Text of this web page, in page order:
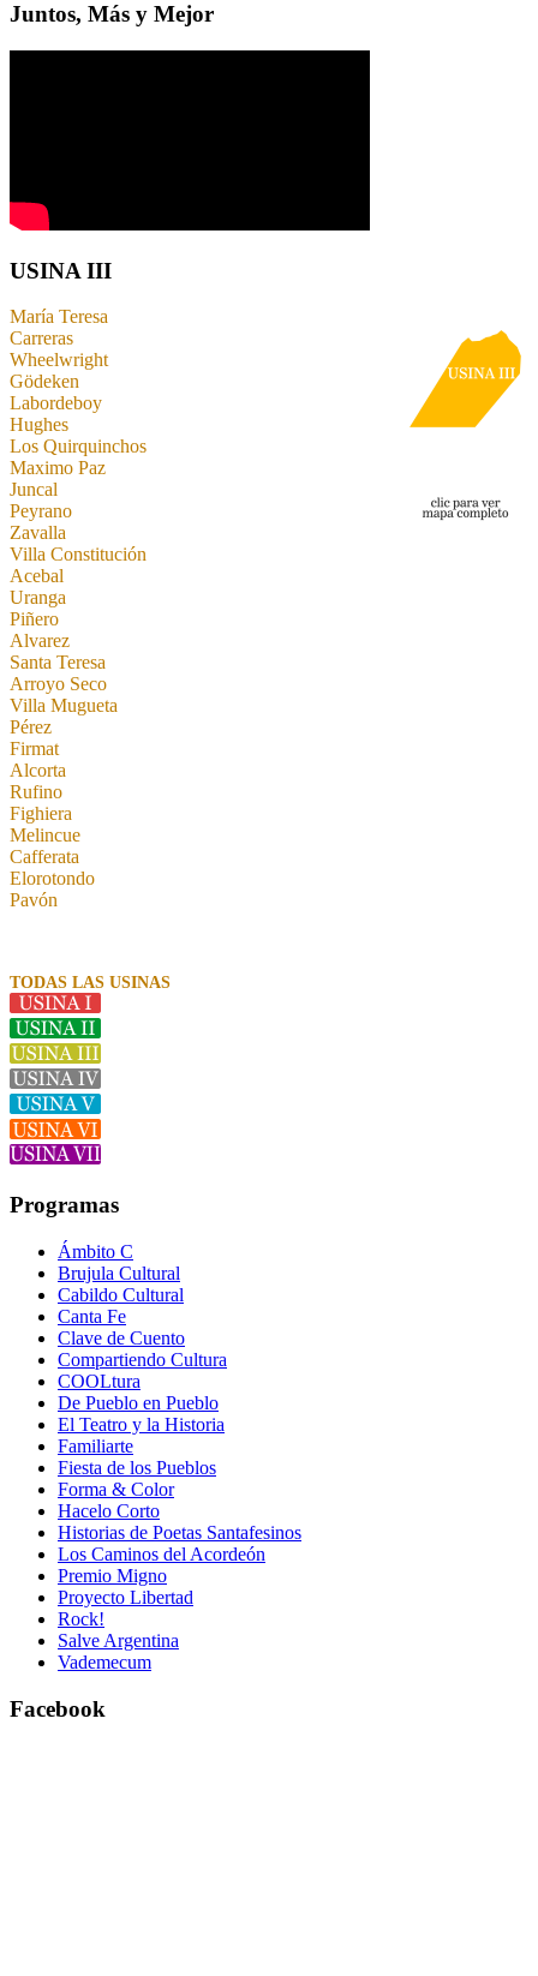
Juntos, Más y Mejor
USINA III
María Teresa
Carreras
Wheelwright
Gödeken
Labordeboy
Hughes
Los Quirquinchos
Maximo Paz
Juncal
Peyrano
Zavalla
Villa Constitución
Acebal
Uranga
Piñero
Alvarez
Santa Teresa
Arroyo Seco
Villa Mugueta
Pérez
Firmat
Alcorta
Rufino
Fighiera
Melincue
Cafferata
Elorotondo
Pavón
TODAS LAS USINAS
Programas
Ámbito C
Brujula Cultural
Cabildo Cultural
Canta Fe
Clave de Cuento
Compartiendo Cultura
COOLtura
De Pueblo en Pueblo
El Teatro y la Historia
Familiarte
Fiesta de los Pueblos
Forma & Color
Hacelo Corto
Historias de Poetas Santafesinos
Los Caminos del Acordeón
Premio Migno
Proyecto Libertad
Rock!
Salve Argentina
Vademecum
Facebook